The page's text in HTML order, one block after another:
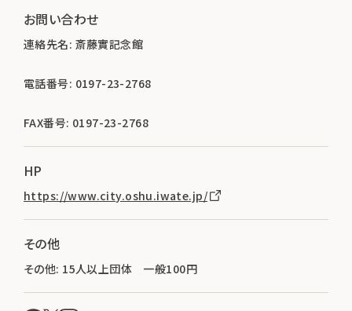
お問い合わせ
連絡先名: 斎藤實記念館
電話番号: 0197-23-2768
FAX番号: 0197-23-2768
HP
https://www.city.oshu.iwate.jp/
その他
その他: 15人以上団体 一般100円